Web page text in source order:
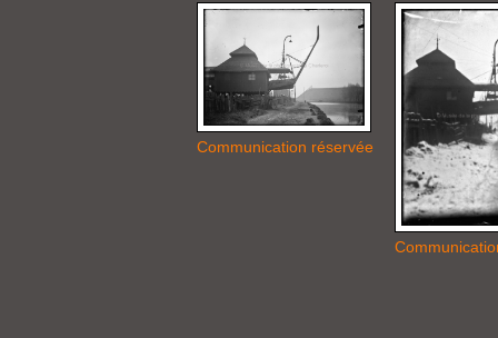
Communication réservée